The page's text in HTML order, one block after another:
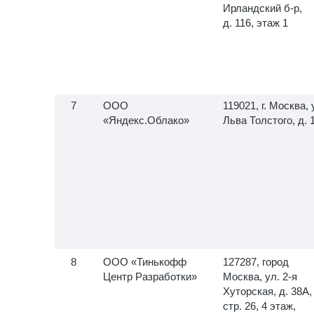
Ирландский б-р,
д. 116, этаж 1
ООО
«Яндекс.Облако»
119021, г. Москва,
Льва Толстого, д.
ООО «Тинькофф
Центр Разработки»
127287, город
Москва, ул. 2-я
Хуторская, д. 38А,
стр. 26, 4 этаж,